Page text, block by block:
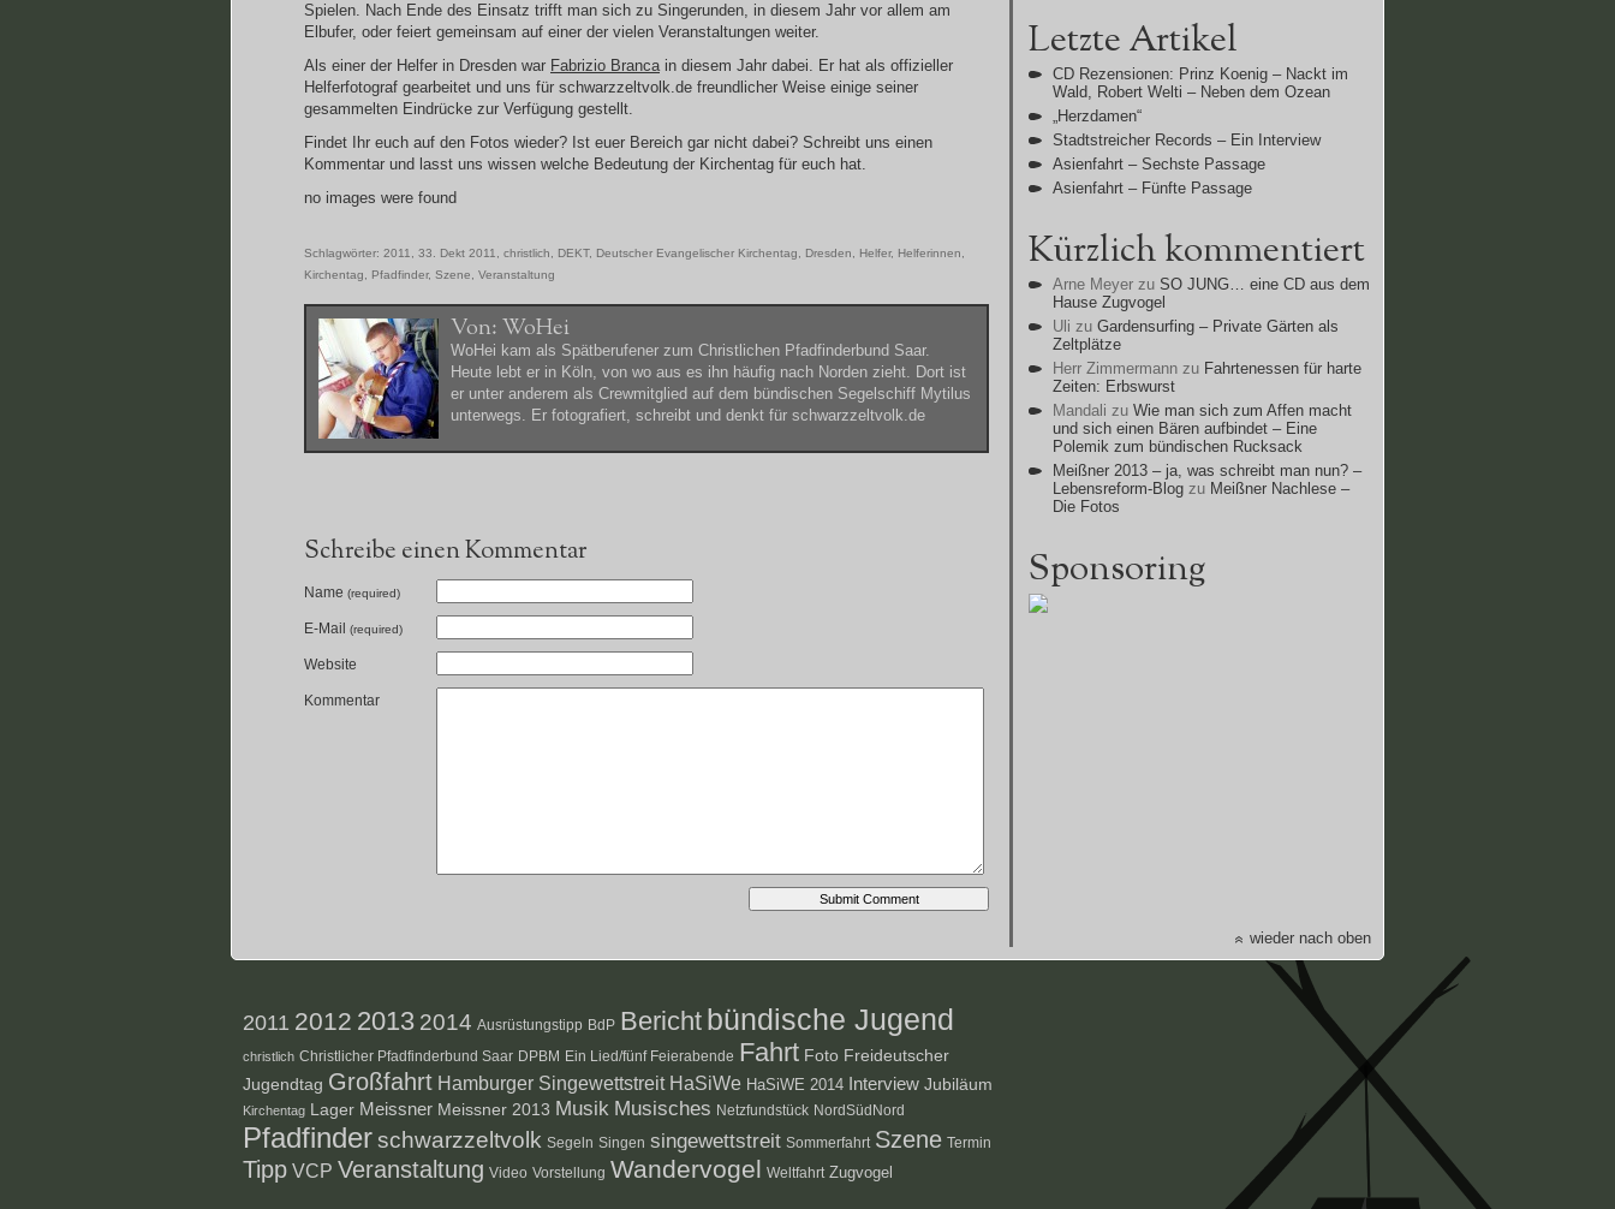
Spielen. Nach Ende des Einsatz trifft man sich zu Singerunden, in diesem Jahr vor allem am
Elbufer, oder feiert gemeinsam auf einer der vielen Veranstaltungen weiter.
Als einer der Helfer in Dresden war Fabrizio Brancain diesem Jahr dabei. Er hat als offizieller
Helferfotograf gearbeitet und uns für schwarzzeltvolk.de freundlicher Weise einige seiner
gesammelten Eindrücke zur Verfügung gestellt.
Findet Ihr euch auf den Fotos wieder? Ist euer Bereich gar nicht dabei? Schreibt uns einen
Kommentar und lasst uns wissen welche Bedeutung der Kirchentag für euch hat.
no images were found
Schlagwörter: 2011 33. Dekt 2011 christlich DEKT, Deutscher Evangelischer Kirchentag Dresden Helfer, Helferinnen
Kirchentag
Pfadfinder, Szene Veranstaltung
Von: WoHei
WoHei kam als Spätberufener zum Christlichen Pfadfinderbund Saar.
Heute lebt er in Köln, von wo aus es ihn häufig nach Norden zieht. Dort ist
er unter anderem als Crewmitglied auf dem bündischen Segelschiff Mytilus
unterwegs. Er fotografiert, schreibt und denkt für schwarzzeltvolk.de
Schreibe einen Kommentar
Name (required)
E-Mail (required)
Website
Kommentar
Letzte Artikel
CD Rezensionen: Prinz Koenig – Nackt im
Wald, Robert Welti – Neben dem Ozean
„Herzdamen“
Stadtstreicher Records – Ein Interview
Asienfahrt – Sechste Passage
Asienfahrt – Fünfte Passage
Kürzlich kommentiert
Arne Meyer zu SO JUNG… eine CD aus dem
Hause Zugvogel
Uli zu Gardensurfing – Private Gärten als
Zeltplätze
Herr Zimmermann zu Fahrtenessen für harte
Zeiten: Erbswurst
Mandali zu Wie man sich zum Affen macht
und sich einen Bären aufbindet – Eine
Polemik zum bündischen Rucksack
Meißner 2013 – ja, was schreibt man nun? –
Lebensreform-Blog zu Meißner Nachlese –
Die Fotos
Sponsoring
wieder nach oben
2011 2012 2013 2014 Ausrüstungstipp BdP Bericht bündische Jugend
christlich Christlicher Pfadfinderbund Saar DPBM Ein Lied/fünf Feierabende Fahrt Foto Freideutscher
Jugendtag Großfahrt Hamburger Singewettstreit HaSiWe HaSiWE 2014 Interview Jubiläum
Kirchentag Lager Meissner Meissner 2013 Musik Musisches Netzfundstück NordSüdNord
Pfadfinderschwarzzeltvolk Segeln Singen singewettstreit Sommerfahrt Szene Termin
Tipp VCP Veranstaltung Video Vorstellung Wandervogel Weltfahrt Zugvogel